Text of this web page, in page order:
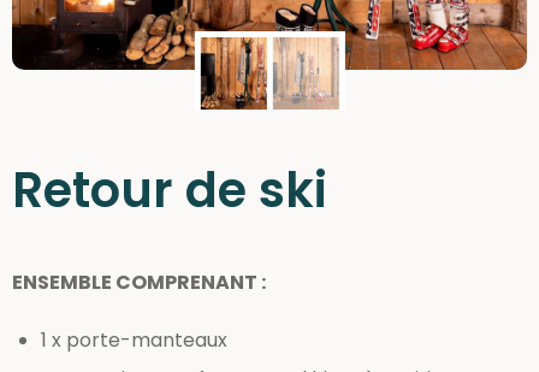
Retour de ski
ENSEMBLE COMPRENANT :
1 x porte-manteaux